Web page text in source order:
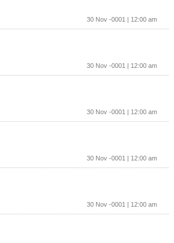
30 Nov -0001 | 12:00 am
30 Nov -0001 | 12:00 am
30 Nov -0001 | 12:00 am
30 Nov -0001 | 12:00 am
30 Nov -0001 | 12:00 am